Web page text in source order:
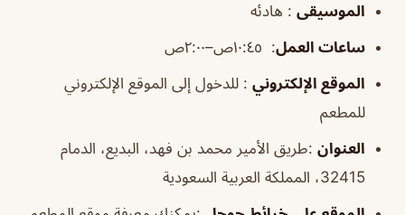
الموسيقى : هادئه
ساعات العمل:
الموقع الإلكتروني : للدخول إلى الموقع الإلكتروني
للمطعم
العنوان :طريق الأمير محمد بن فهد، البديع، الدمام
32415، المملكة العربية السعودية